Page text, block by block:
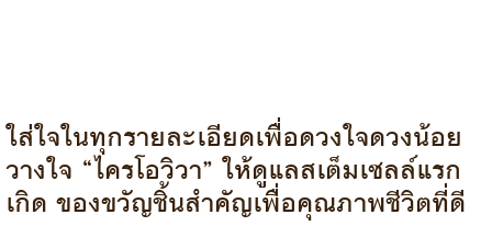
ใส่ใจในทุกรายละเอียดเพื่อดวงใจดวงน้อย
วางใจ “ไครโอวิวา” ให้ดูแลสเต็มเซลล์แรก
เกิด ของขวัญชิ้นสำคัญเพื่อคุณภาพชีวิตที่ดี